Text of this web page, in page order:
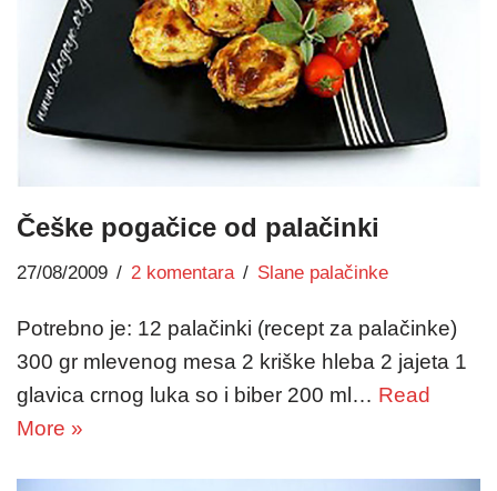
Češke pogačice od palačinki
27/08/2009 2 komentara Slane palačinke
Potrebno je: 12 palačinki (recept za palačinke)
300 gr mlevenog mesa 2 kriške hleba 2 jajeta 1
glavica crnog luka so i biber 200 ml… Read
More »